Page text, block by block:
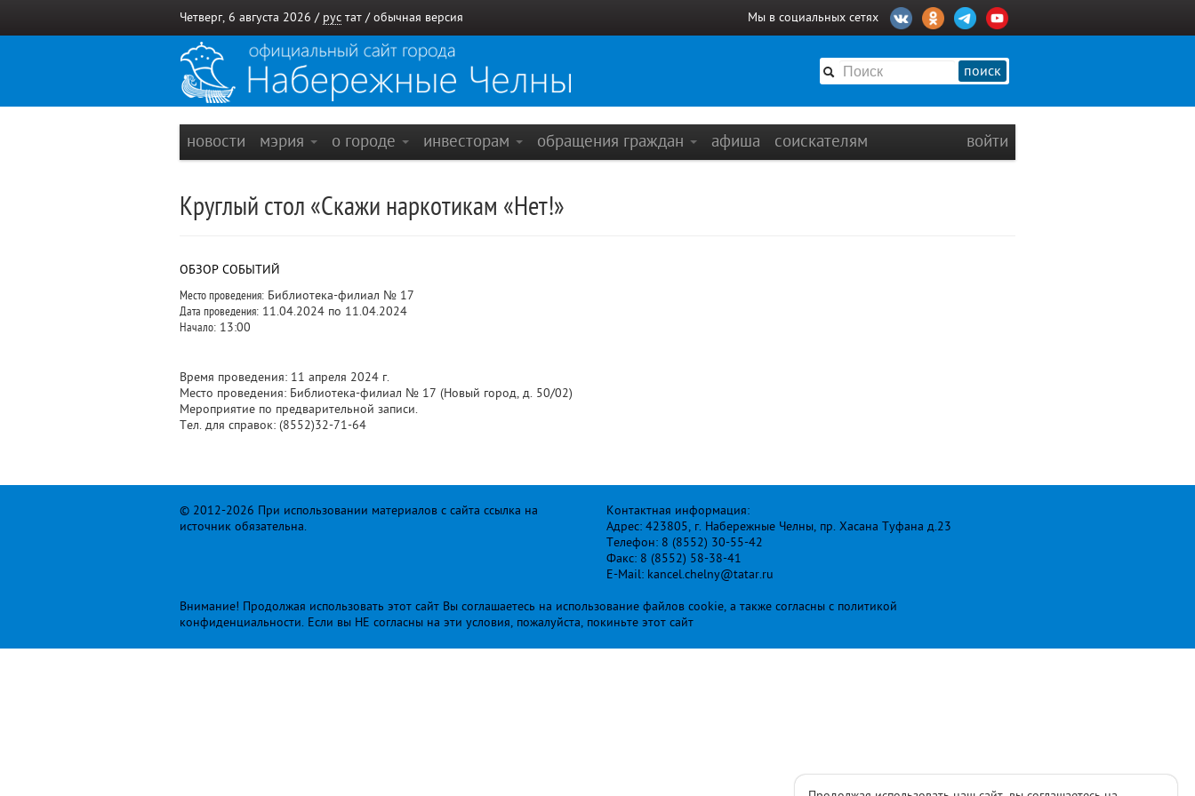
Четверг, 6 августа 2026 / рус тат / обычная версия Мы в социальных сетях
поиск
новости мэрия о городе инвесторам обращения граждан афиша соискателям войти
Круглый стол «Скажи наркотикам «Нет!»
ОБЗОР СОБЫТИЙ
Место проведения: Библиотека-филиал № 17
Дата проведения: 11.04.2024 по 11.04.2024
Начало: 13:00
Время проведения: 11 апреля 2024 г.
Место проведения: Библиотека-филиал № 17 (Новый город, д. 50/02)
Мероприятие по предварительной записи.
Тел. для справок: (8552)32-71-64
© 2012-2026 При использовании материалов с сайта ссылка на
источник обязательна.
Контактная информация:
Адрес: 423805, г. Набережные Челны, пр. Хасана Туфана д.23
Телефон: 8 (8552) 30-55-42
Факс: 8 (8552) 58-38-41
E-Mail: kancel.chelny@tatar.ru
Внимание! Продолжая использовать этот сайт Вы соглашаетесь на использование файлов cookie, а также согласны с политикой
конфиденциальности. Если вы НЕ согласны на эти условия, пожалуйста, покиньте этот сайт